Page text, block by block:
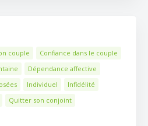
couple
Confiance dans le couple
Dépendance affective
Individuel
Infidélité
Quitter son conjoint